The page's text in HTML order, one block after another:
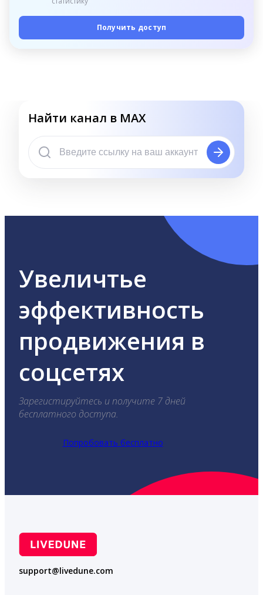
Получить доступ
Найти канал в MAX
Увеличтье
эффективность
продвижения в
соцсетях
Зарегистируйтесь и получите 7 дней
бесплатного доступа.
Попробовать бесплатно
support@livedune.com